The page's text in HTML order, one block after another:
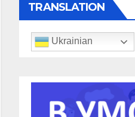
TRANSLATION
Ukrainian